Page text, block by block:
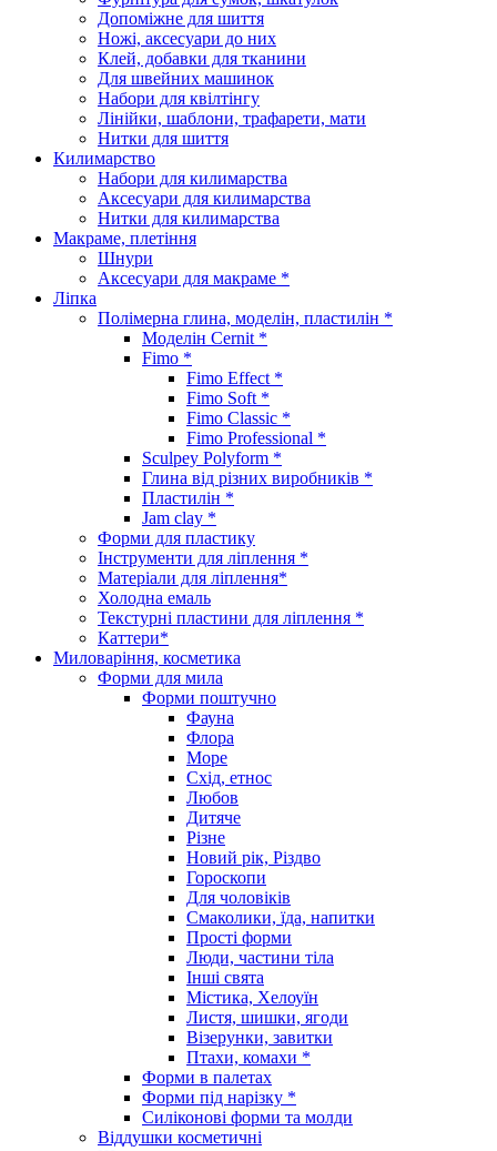
Допоміжне для шиття
Ножі, аксесуари до них
Клей, добавки для тканини
Для швейних машинок
Набори для квілтінгу
Лінійки, шаблони, трафарети, мати
Нитки для шиття
Килимарство
Набори для килимарства
Аксесуари для килимарства
Нитки для килимарства
Макраме, плетіння
Шнури
Аксесуари для макраме *
Ліпка
Полімерна глина, моделін, пластилін *
Моделін Cernit *
Fimo *
Fimo Effect *
Fimo Soft *
Fimo Classic *
Fimo Professional *
Sculpey Polyform *
Глина від різних виробників *
Пластилін *
Jam clay *
Форми для пластику
Інструменти для ліплення *
Матеріали для ліплення*
Холодна емаль
Текстурні пластини для ліплення *
Каттери*
Миловаріння, косметика
Форми для мила
Форми поштучно
Фауна
Флора
Море
Схід, етнос
Любов
Дитяче
Різне
Новий рік, Різдво
Гороскопи
Для чоловіків
Смаколики, їда, напитки
Прості форми
Люди, частини тіла
Інші свята
Містика, Хелоуїн
Листя, шишки, ягоди
Візерунки, завитки
Птахи, комахи *
Форми в палетах
Форми під нарізку *
Силіконові форми та молди
Віддушки косметичні